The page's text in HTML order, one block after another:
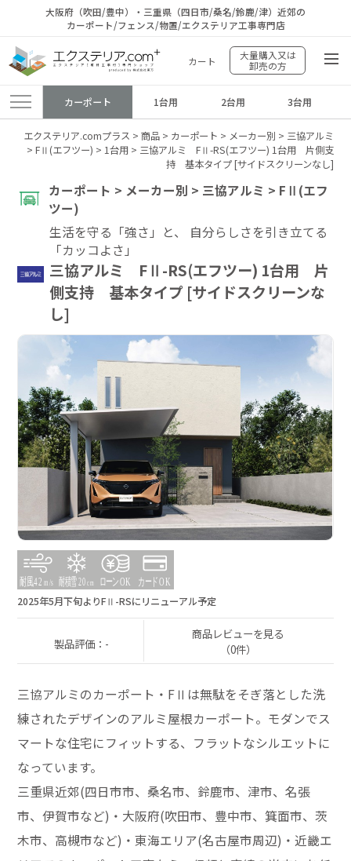
大阪府（吹田/豊中）・三重県（四日市/桑名/鈴鹿/津）近郊の
カーポート/フェンス/物置/エクステリア工事専門店
カート
大量購入又は
卸売の方
カーポート 1台用 2台用 3台用
エクステリア.comプラス > 商品> カーポート > メーカー別 > 三協アルミ
> FⅡ(エフツー) > 1台用> 三協アルミ FⅡ-RS(エフツー) 1台用 片側支
持 基本タイプ [サイドスクリーンなし]
カーポート > メーカー別 > 三協アルミ > FⅡ(エフ
ツー)
生活を守る「強さ」と、 自分らしさを引き立てる
「カッコよさ」
三協アルミ FⅡ-RS(エフツー) 1台用 片
側支持 基本タイプ [サイドスクリーンな
し]
2025年5月下旬よりFⅡ-RSにリニューアル予定
製品評価：-
商品レビューを見る
（0件）
三協アルミのカーポート・FⅡは無駄をそぎ落とした洗
練されたデザインのアルミ屋根カーポート。モダンでス
マートな住宅にフィットする、フラットなシルエットに
なっています。
三重県近郊(四日市市、桑名市、鈴鹿市、津市、名張
市、伊賀市など)・大阪府(吹田市、豊中市、箕面市、茨
木市、高槻市など)・東海エリア(名古屋市周辺)・近畿エ